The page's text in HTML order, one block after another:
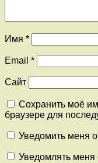
Имя *
Email *
Сайт
Сохранить моё
браузере для
Уведомить меня
Уведомлять меня